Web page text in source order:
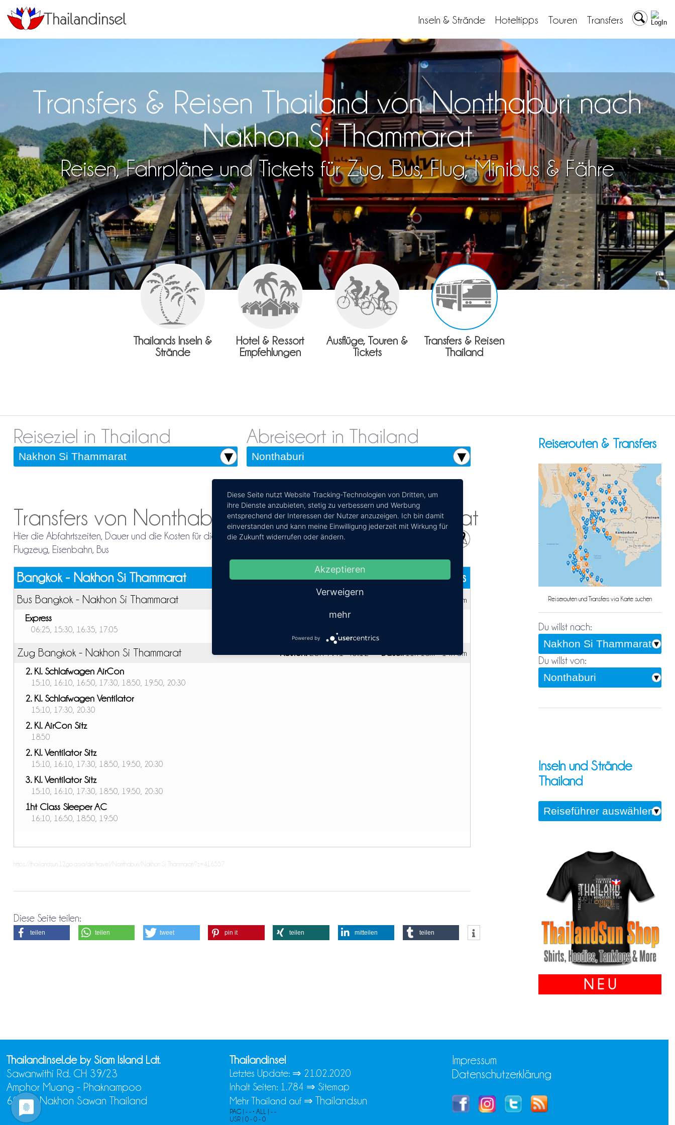
Transfers
Touren
Hoteltipps
Inseln & Strände
Transfers & Reisen Thailand von Nonthaburi nach
Nakhon Si Thammarat
Reisen, Fahrpläne und Tickets für Zug, Bus, Flug, Minibus & Fähre
Thailands Inseln &
Strände
Hotel & Ressort
Empfehlungen
Ausflüge, Touren &
Tickets
Transfers & Reisen
Thailand
Reiseziel in Thailand Abreiseort in Thailand
Transfers von Nonthaburi nach Nakhon Si Thammarat
Hier die Abfahrtszeiten, Dauer und die Kosten für die Reiseroute von Nonthaburi nach Nakhon Si Thammarat per
Flugzeug, Eisenbahn, Bus
Bangkok - Nakhon Si Thammarat Mehr Infos / Tickets
Bus Bangkok - Nakhon Si Thammarat Kosten: EUR 18.23–20.26 19h 5m
Express
06:25, 15:30, 16:35, 17:05
Zug Bangkok - Nakhon Si Thammarat 11h 18m – 14h 5m
2. Kl. Schlafwagen AirCon
15:10, 16:10, 16:50, 17:30, 18:50, 19:50, 20:30
2. Kl. Schlafwagen Ventilator
15:10, 17:30, 20:30
2. Kl. AirCon Sitz
18:50
2. Kl. Ventilator Sitz
15:10, 16:10, 17:30, 18:50, 19:50, 20:30
3. Kl. Ventilator Sitz
15:10, 16:10, 17:30, 18:50, 19:50, 20:30
1ht Class Sleeper AC
16:10, 16:50, 18:50, 19:50
https://thailandsun.12go.asia/de/travel/Nonthaburi/Nakhon Si Thammarat/?z=416557
Diese Seite teilen:
teilen teilen tweet pin it teilen mitteilen teilen
Reiserouten & Transfers
Reiserouten und Transfers via Karte suchen
Du willst nach:
Du willst von:
Inseln und Strände
Thailand
N E U
Thailandinsel.de by Siam Island Ldt.
Sawanwithi Rd. CH 39/23
Amphor Muang - Phaknampoo
60000 Nakhon Sawan Thailand
Thailandinsel
Letztes Update: ⇒ 21.02.2020
Inhalt Seiten: 1.784 ⇒ Sitemap
Mehr Thailand auf ⇒ Thailandsun
PAG | - - • ALL | - -
USR | 0 - 0 - 0
Impressum
Datenschutzerklärung
Diese Seite nutzt Website Tracking-Technologien von Dritten, um
ihre Dienste anzubieten, stetig zu verbessern und Werbung
entsprechend der Interessen der Nutzer anzuzeigen. Ich bin damit
einverstanden und kann meine Einwilligung jederzeit mit Wirkung für
die Zukunft widerrufen oder ändern.
Akzeptieren
Verweigern
mehr
Powered by